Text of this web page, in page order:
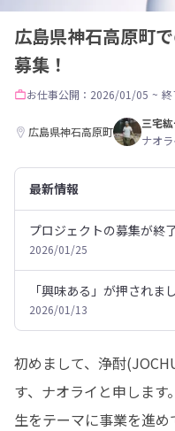
広島県神石高原町
募集！
お仕事公開：2026/01/05 ~
広島県神石高原町
三宅
ナオラ
最新情報
プロジェクトの募集が終
2026/01/25
「興味ある」が押されま
2026/01/13
初めまして、浄酎
す、ナオライと申しま
生をテーマに事業を進